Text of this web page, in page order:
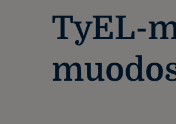
TyEL-